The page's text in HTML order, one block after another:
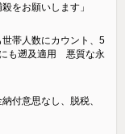
をお願いします」
世帯人数にカウント、5
も遡及適用 悪質な永
付意思なし、脱税、